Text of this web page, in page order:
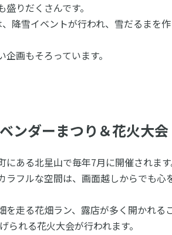
りだくさんです。
降雪イベントが行われ、雪だるまを
画もそろっています。
ンダーまつり＆花火大会
ある北星山で毎年7月に開催されます
ラフルな空間は、画面越しからでも心
走る花畑ラン、露店が多く開かれる
られる花火大会が行われます。